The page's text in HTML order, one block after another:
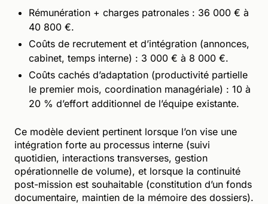
Rémunération + charges patronales : 36 000 € à
40 800 €.
Coûts de recrutement et d’intégration (annonces,
cabinet, temps interne) : 3 000 € à 8 000 €.
Coûts cachés d’adaptation (productivité partielle
le premier mois, coordination managériale) : 10 à
20 % d’effort additionnel de l’équipe existante.
Ce modèle devient pertinent lorsque l’on vise une
intégration forte au processus interne (suivi
quotidien, interactions transverses, gestion
opérationnelle de volume), et lorsque la continuité
post-mission est souhaitable (constitution d’un fonds
documentaire, maintien de la mémoire des dossiers).